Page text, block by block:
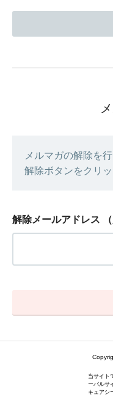
メルマガの解除を
解除ボタンをクリッ
解除メールアドレス
当サイト
ーバルサ
キュアシ